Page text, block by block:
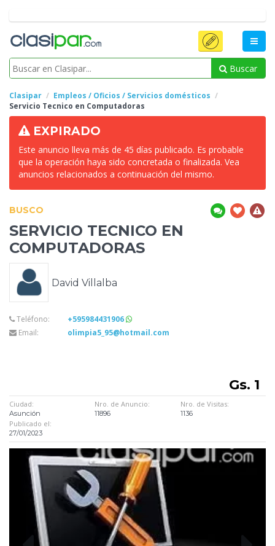
Buscar
Clasipar
Empleos / Oficios / Servicios domésticos
Servicio Tecnico en Computadoras
EXPIRADO
Este anuncio lleva más de 45 días publicado. Es probable
que la operación haya sido concretada o finalizada. Vea
anuncios relacionados a continuación del mismo.
BUSCO
SERVICIO TECNICO EN
COMPUTADORAS
David Villalba
Teléfono:
+595984431906
Email:
olimpia5_95@hotmail.com
Gs. 1
Ciudad:
Asunción
Nro. de Anuncio:
11896
Nro. de Visitas:
1136
Publicado el:
27/01/2023